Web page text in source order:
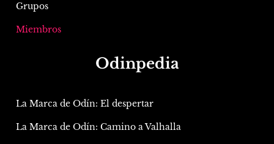
Grupos
Miembros
Odinpedia
La Marca de Odín: El despertar
La Marca de Odín: Camino a Valhalla